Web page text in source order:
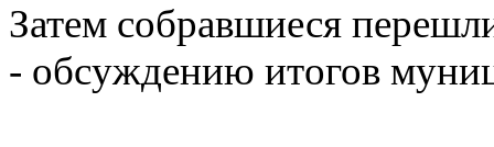
Затем собравшиеся
- обсуждению итогов